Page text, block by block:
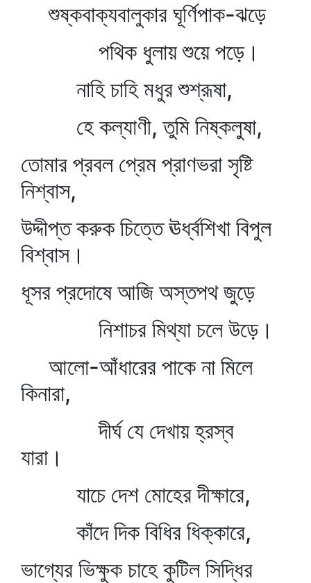
শুষ্কবাক্যবালুকার ঘূর্ণিপাক-ঝড়ে
পথিক ধুলায় শুয়ে পড়ে।
নাহি চাহি মধুর শুশ্রূষা,
হে কল্যাণী, তুমি নিষ্কলুষা,
তোমার প্রবল প্রেম প্রাণভরা সৃষ্টি
নিশ্বাস,
উদ্দীপ্ত করুক চিত্তে ঊর্ধ্বশিখা বিপুল
বিশ্বাস।
ধূসর প্রদোষে আজি অস্তপথ জুড়ে
নিশাচর মিথ্যা চলে উড়ে।
আলো-আঁধারের পাকে না মিলে
কিনারা,
দীর্ঘ যে দেখায় হ্রস্ব
যারা।
যাচে দেশ মোহের দীক্ষারে,
কাঁদে দিক বিধির ধিক্কারে,
ভাগ্যের ভিক্ষুক চাহে কুটিল সিদ্ধির